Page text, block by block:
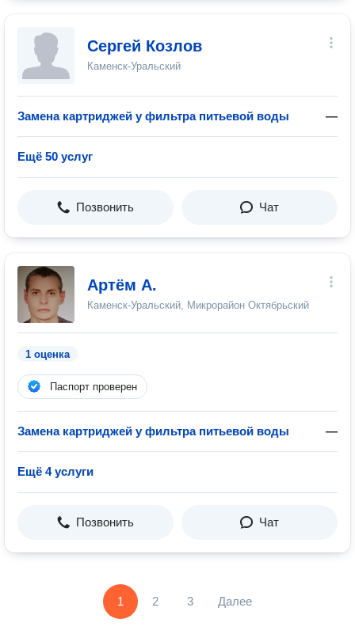
Сергей Козлов
Каменск-Уральский
Замена картриджей у фильтра питьевой воды —
Ещё 50 услуг
Позвонить Чат
Артём А.
Каменск-Уральский, Микрорайон Октябрьский
1 оценка
Паспорт проверен
Замена картриджей у фильтра питьевой воды —
Ещё 4 услуги
Позвонить Чат
1 2 3 Далее